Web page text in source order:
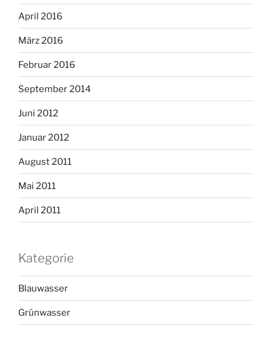
April 2016
März 2016
Februar 2016
September 2014
Juni 2012
Januar 2012
August 2011
Mai 2011
April 2011
Kategorie
Blauwasser
Grünwasser